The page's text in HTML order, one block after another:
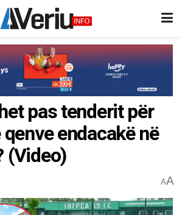
pas tenderit për
endacakë në
(Video)
AA